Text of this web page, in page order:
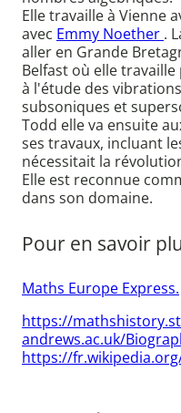
Elle travaille à Vienne
avec Emmy Noether .
aller en Grande
Belfast où elle
à l'étude des
subsoniques et
Todd elle va ensuite
ses travaux, incluant
nécessitait la
Elle est reconnue
dans son domaine.
Pour en savoir
Maths Europe Express.
https://
andrews.ac.uk/
https://